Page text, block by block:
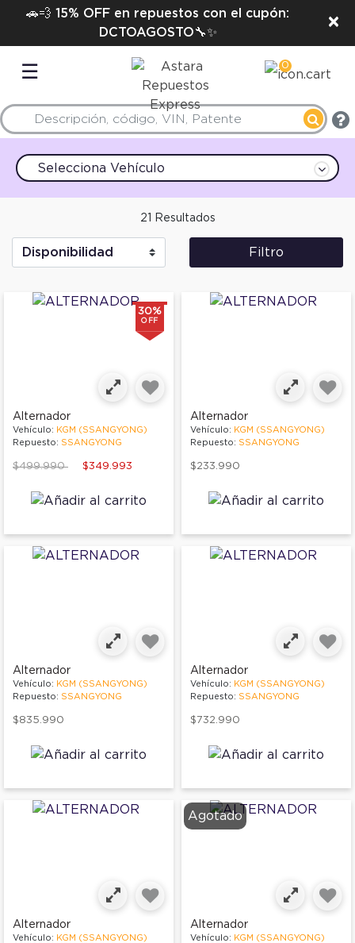
🚗💨 15% OFF en repuestos con el cupón:
DCTOAGOSTO🔧✨
×
☰ 0
Selecciona Vehículo
21 Resultados
Filtro
30%
OFF
Alternador
Vehículo: KGM (SSANGYONG)
Repuesto: SSANGYONG
Price reduced from
$499.990to $349.993
Alternador
Vehículo: KGM (SSANGYONG)
Repuesto: SSANGYONG
$233.990
Alternador
Vehículo: KGM (SSANGYONG)
Repuesto: SSANGYONG
$835.990
Alternador
Vehículo: KGM (SSANGYONG)
Repuesto: SSANGYONG
$732.990
Alternador
Vehículo: KGM (SSANGYONG)
Agotado
Alternador
Vehículo: KGM (SSANGYONG)